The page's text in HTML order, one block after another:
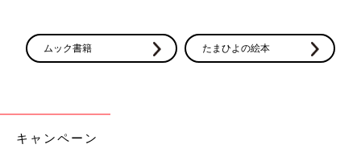
ムック書籍 たまひよの絵本
キャンペーン